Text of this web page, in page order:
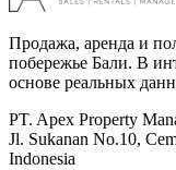
Продажа, аренда и
побережье Бали. В
основе реальных
PT. Apex Property
Jl. Sukanan No.10,
Indonesia